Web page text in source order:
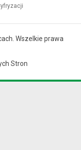
Wszelkie prawa
Stron